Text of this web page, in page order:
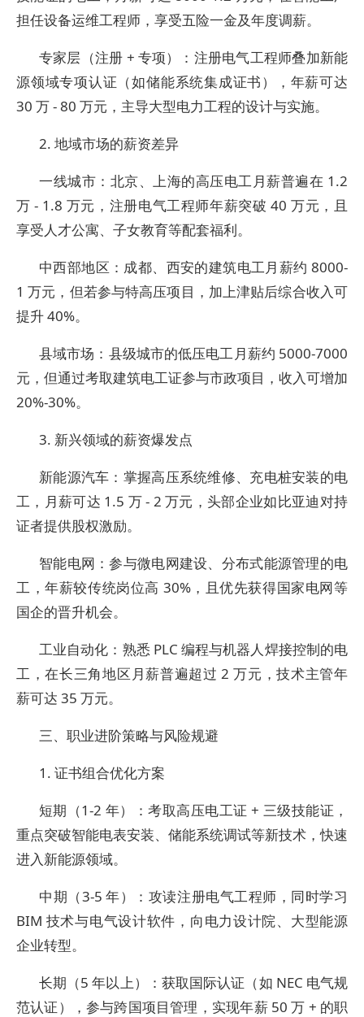
担任设备运维工程师，享受五险一金及年度调薪。
专家层（注册 + 专项）：注册电气工程师叠加新能
源领域专项认证（如储能系统集成证书），年薪可达
30 万 - 80 万元，主导大型电力工程的设计与实施。
2. 地域市场的薪资差异
一线城市：北京、上海的高压电工月薪普遍在 1.2
万 - 1.8 万元，注册电气工程师年薪突破 40 万元，且
享受人才公寓、子女教育等配套福利。
中西部地区：成都、西安的建筑电工月薪约 8000-
1 万元，但若参与特高压项目，加上津贴后综合收入可
提升 40%。
县域市场：县级城市的低压电工月薪约 5000-7000
元，但通过考取建筑电工证参与市政项目，收入可增加
20%-30%。
3. 新兴领域的薪资爆发点
新能源汽车：掌握高压系统维修、充电桩安装的电
工，月薪可达 1.5 万 - 2 万元，头部企业如比亚迪对持
证者提供股权激励。
智能电网：参与微电网建设、分布式能源管理的电
工，年薪较传统岗位高 30%，且优先获得国家电网等
国企的晋升机会。
工业自动化：熟悉 PLC 编程与机器人焊接控制的电
工，在长三角地区月薪普遍超过 2 万元，技术主管年
薪可达 35 万元。
三、职业进阶策略与风险规避
1. 证书组合优化方案
短期（1-2 年）：考取高压电工证 + 三级技能证，
重点突破智能电表安装、储能系统调试等新技术，快速
进入新能源领域。
中期（3-5 年）：攻读注册电气工程师，同时学习
BIM 技术与电气设计软件，向电力设计院、大型能源
企业转型。
长期（5 年以上）：获取国际认证（如 NEC 电气规
范认证），参与跨国项目管理，实现年薪 50 万 + 的职